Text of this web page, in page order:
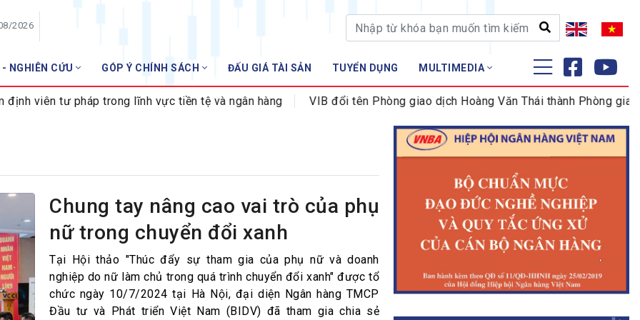
2026
NGHIÊN CỨU GÓP Ý CHÍNH SÁCH ĐẤU GIÁ TÀI SẢN TUYỂN DỤNG MULTIMEDIA
hàng
HỘI VIÊN
Tập huấn
viên tư pháp trong lĩnh vực tiền tệ và ngân hàng VIB đổi tên Phòng giao dịch Hoàng Văn Thái thành Phòng giao
Chung tay nâng cao vai trò của phụ
nữ trong chuyển đổi xanh
Tại Hội thảo "Thúc đẩy sự tham gia của phụ nữ và doanh
nghiệp do nữ làm chủ trong quá trình chuyển đổi xanh" được tổ
chức ngày 10/7/2024 tại Hà Nội, đại diện Ngân hàng TMCP
Đầu tư và Phát triển Việt Nam (BIDV) đã tham gia chia sẻ